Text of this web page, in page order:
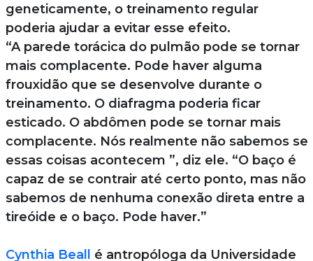
geneticamente, o treinamento regular
poderia ajudar a evitar esse efeito.
“A parede torácica do pulmão pode se tornar
mais complacente. Pode haver alguma
frouxidão que se desenvolve durante o
treinamento. O diafragma poderia ficar
esticado. O abdômen pode se tornar mais
complacente. Nós realmente não sabemos se
essas coisas acontecem ”, diz ele. “O baço é
capaz de se contrair até certo ponto, mas não
sabemos de nenhuma conexão direta entre a
tireóide e o baço. Pode haver.”
Cynthia Beall
é antropóloga da Universidade